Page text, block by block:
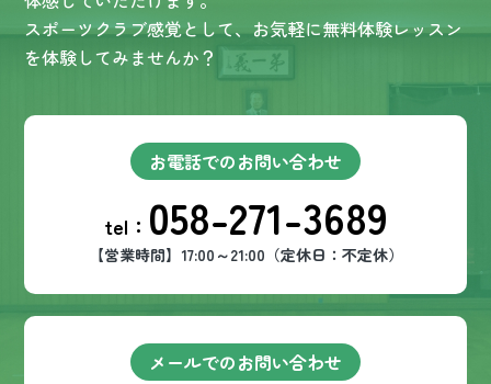
スポーツクラブ感覚として、お気軽に無料体験レッスン
を体験してみませんか？
お電話でのお問い合わせ
tel： 058-271-3689
【営業時間】17:00～21:00（定休日：不定休）
メールでのお問い合わせ